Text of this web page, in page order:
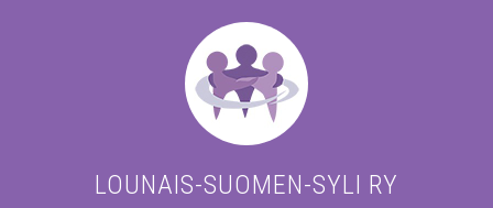
LOUNAIS-SUOMEN-SYLI RY